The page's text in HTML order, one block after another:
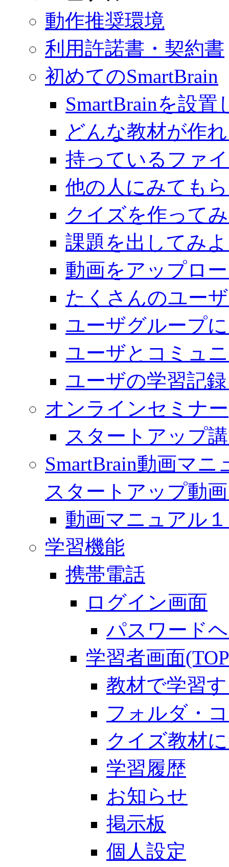
動作推奨環境
利用許諾書・契約書
初めてのSmartBrain
SmartBrainを設置
どんな教材が作
持っているファ
他の人にみても
クイズを作って
課題を出してみ
動画をアップロ
たくさんのユー
ユーザグループ
ユーザとコミュ
ユーザの学習記
オンラインセミナー
スタートアップ
SmartBrain動画マ
スタートアップ動
動画マニュアル
学習機能
携帯電話
ログイン画面
パスワード
学習者画面
教材で学習
フォルダ・
クイズ教材
学習履歴
お知らせ
掲示板
個人設定